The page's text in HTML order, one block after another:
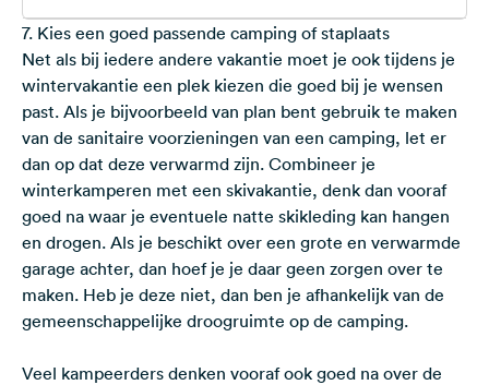
7. Kies een goed passende camping of staplaats
Net als bij iedere andere vakantie moet je ook tijdens je
wintervakantie een plek kiezen die goed bij je wensen
past. Als je bijvoorbeeld van plan bent gebruik te maken
van de sanitaire voorzieningen van een camping, let er
dan op dat deze verwarmd zijn. Combineer je
winterkamperen met een skivakantie, denk dan vooraf
goed na waar je eventuele natte skikleding kan hangen
en drogen. Als je beschikt over een grote en verwarmde
garage achter, dan hoef je je daar geen zorgen over te
maken. Heb je deze niet, dan ben je afhankelijk van de
gemeenschappelijke droogruimte op de camping.
Veel kampeerders denken vooraf ook goed na over de